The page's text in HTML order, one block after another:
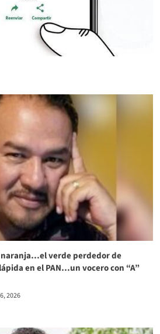
verde perdedor de
en el PAN…un vocero con “A”
2026